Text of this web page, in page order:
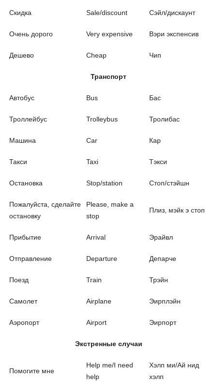
Скидка Sale/discount Сэйл/дискаунт
Очень дорого Very expensive Вэри экспенсив
Дешево Cheap Чип
Транспорт
Автобус Bus Бас
Троллейбус Trolleybus Тролибас
Машина Car Кар
Такси Taxi Тэкси
Остановка Stop/station Стоп/стэйшн
Пожалуйста, сделайте
остановку
Please, make a
stop
Плиз, мэйк э стоп
Прибытие Arrival Эрайвл
Отправление Departure Депарче
Поезд Train Трэйн
Самолет Airplane Эирплэйн
Аэропорт Airport Эирпорт
Экстренные случаи
Помогите мне
Help me/I need
help
Хэлп ми/Ай нид
хэлп